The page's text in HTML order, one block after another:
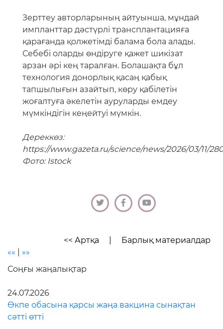
Зерттеу авторларының айтуынша, мұндай
импланттар дәстүрлі трансплантацияға
қарағанда қолжетімді балама бола алады.
Себебі оларды өндіруге қажет шикізат
арзан әрі кең таралған. Болашақта бұл
технология донорлық қасаң қабық
тапшылығын азайтып, көру қабілетін
жоғалтуға әкелетін ауруларды емдеу
мүмкіндігін кеңейтуі мүмкін.
Дереккөз:
https://www.gazeta.ru/science/news/2026/03/11/
Фото: Istock
<< Артқа
Барлық материалдар
««
»»
Соңғы жаңалықтар
24.07.2026
Өкпе обасына қарсы жаңа вакцина сынақтан
сәтті өтті